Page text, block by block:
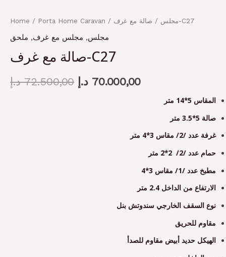
Home / Porta Home Caravan / مجلس/ صالة مع غرف-C27
مجلس, مجلس مع غرف, ملحق
صالة مع غرف-C27
72.500,00 د.إ 70.000,00 د.إ
المقاس 5*14 متر
صالة 5*3.5 متر
غرفة عدد /2/ مقاس 3*4 متر
حمام عدد /2/ 2*2 متر
مطبخ عدد /1/ مقاس 3*4
الارتفاع من الداخل 2.4 متر
نوع السقف الخارجي سندوتش بنل
مقاوم للحريق
الهيكل حديد أبيض مقاوم للصدأ